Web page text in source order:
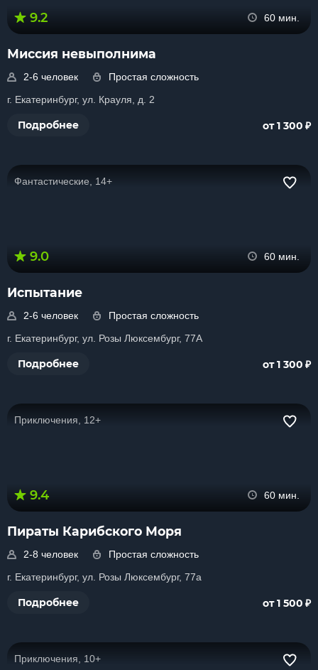
9.2 60 мин.
Миссия невыполнима
2-6 человек
Простая сложность
г. Екатеринбург, ул. Крауля, д. 2
Подробнее от 1 300 ₽
Фантастические, 14+
9.0 60 мин.
Испытание
2-6 человек
Простая сложность
г. Екатеринбург, ул. Розы Люксембург, 77А
Подробнее от 1 300 ₽
Приключения, 12+
9.4 60 мин.
Пираты Карибского Моря
2-8 человек
Простая сложность
г. Екатеринбург, ул. Розы Люксембург, 77а
Подробнее от 1 500 ₽
Приключения, 10+